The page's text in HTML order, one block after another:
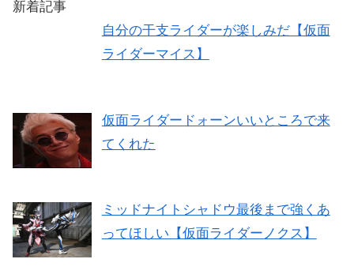
新着記事
自分の干支ライダーが楽しみだ【仮面
ライダーマイス】
仮面ライダードォーンいいところで来
てくれた
ミッドナイトシャドウ最後まで強くあ
ってほしい【仮面ライダーノクス】